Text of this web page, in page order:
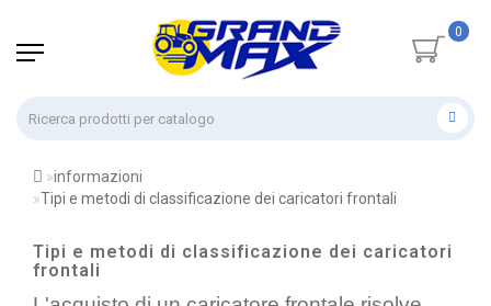
0
informazioni
Tipi e metodi di classificazione dei caricatori frontali
Tipi e metodi di classificazione dei caricatori
frontali